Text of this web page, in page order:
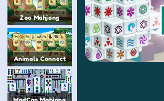
Zoo Mahjong
Animals Connect